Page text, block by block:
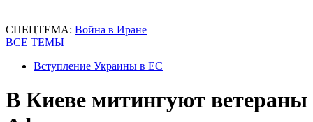
СПЕЦТЕМА: Война в Иране
ВСЕ ТЕМЫ
Вступление Украины в ЕС
В Киеве митингуют ветераны